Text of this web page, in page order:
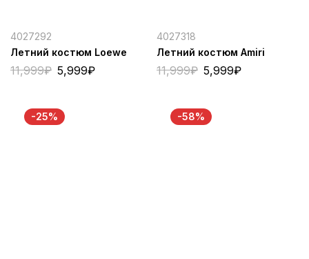
4027292
Летний костюм Loewe
11,999₽ 5,999₽
4027318
Летний костюм Amiri
11,999₽ 5,999₽
-25% -58%